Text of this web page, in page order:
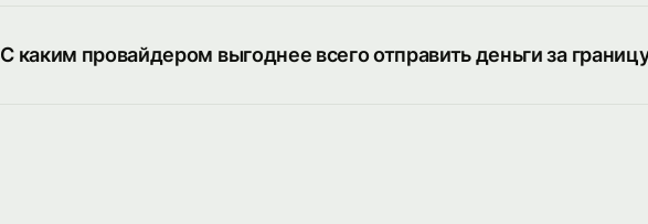
С каким провайдером выгоднее всего отправить деньги за